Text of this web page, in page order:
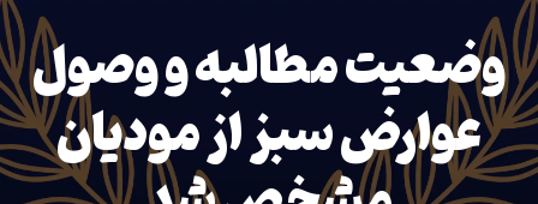
وضعیت مطالبه و وصول
عوارض سبز از مودیان